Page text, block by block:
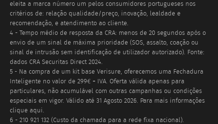
eleita a marca número um pelos consumidores portugueses nos
critérios de: relação qualidade/preço, inovação, lealdade e
recomendação, e atendimento ao cliente.
4 - Tempo médio de resposta da CRA: menos de 20 segundos após o
envio de um sinal de máxima prioridade (SOS, assalto, coação ou
sinal de intrusão sem identificação de utilizador autorizado). Fonte:
dados CRA Securitas Direct 2024.
5 - Na compra de um kit base Verisure, oferecemos uma Fechadura
Inteligente no valor de 299€ + IVA. Oferta válida apenas para
particulares, não acumulável com outras campanhas ou condições
especiais em vigor. Válido até 31 Agosto 2026. Para mais informações
clique aqui.
6 - 210 921 132 (Custo da chamada para a rede fixa nacional).